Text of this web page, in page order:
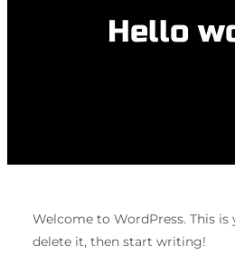
Hello
Welcome to WordPress. This
delete it, then start writing!